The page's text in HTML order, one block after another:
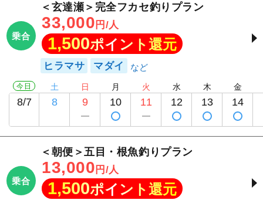
乗合
＜玄達瀬＞完全フカセ釣りプラン
33,000 円/人
1,500ポイント還元
ヒラマサ マダイ
今日
8/7
土
8
日
9
月
10
火
11
水
12
木
13
金
14
乗合
＜朝便＞五目・根魚釣りプラン
13,000 円/人
1,500ポイント還元